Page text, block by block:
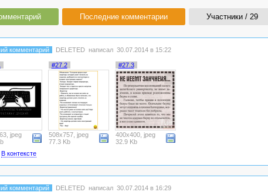
Последние комментарии Участники / 29
комментарий DELETED написал 30.07.2014 в 15:22
jpeg
#27.2
508x757, jpeg
77.3 Kb
#27.3
400x400, jpeg
32.9 Kb
В контексте
комментарий DELETED написал 30.07.2014 в 16:29